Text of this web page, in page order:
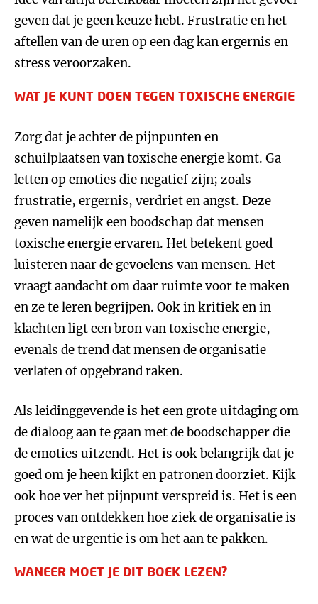
geven dat je geen keuze hebt. Frustratie en het
aftellen van de uren op een dag kan ergernis en
stress veroorzaken.
WAT JE KUNT DOEN TEGEN TOXISCHE ENERGIE
Zorg dat je achter de pijnpunten en
schuilplaatsen van toxische energie komt. Ga
letten op emoties die negatief zijn; zoals
frustratie, ergernis, verdriet en angst. Deze
geven namelijk een boodschap dat mensen
toxische energie ervaren. Het betekent goed
luisteren naar de gevoelens van mensen. Het
vraagt aandacht om daar ruimte voor te maken
en ze te leren begrijpen. Ook in kritiek en in
klachten ligt een bron van toxische energie,
evenals de trend dat mensen de organisatie
verlaten of opgebrand raken.
Als leidinggevende is het een grote uitdaging om
de dialoog aan te gaan met de boodschapper die
de emoties uitzendt. Het is ook belangrijk dat je
goed om je heen kijkt en patronen doorziet. Kijk
ook hoe ver het pijnpunt verspreid is. Het is een
proces van ontdekken hoe ziek de organisatie is
en wat de urgentie is om het aan te pakken.
WANEER MOET JE DIT BOEK LEZEN?